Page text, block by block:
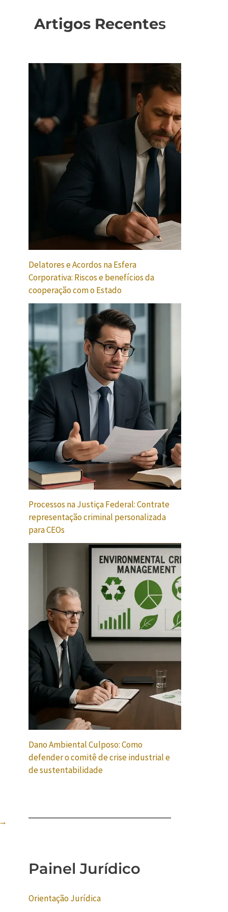
→
Artigos Recentes
Delatores e Acordos na Esfera
Corporativa: Riscos e benefícios da
cooperação com o Estado
Processos na Justiça Federal: Contrate
representação criminal personalizada
para CEOs
Dano Ambiental Culposo: Como
defender o comitê de crise industrial e
de sustentabilidade
Painel Jurídico
Orientação Jurídica